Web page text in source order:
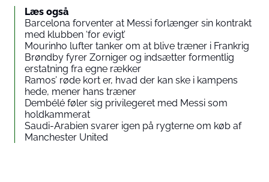
Læs også
Barcelona forventer at Messi forlænger sin kontrakt
med klubben ‘for evigt’
Mourinho lufter tanker om at blive træner i Frankrig
Brøndby fyrer Zorniger og indsætter formentlig
erstatning fra egne rækker
Ramos’ røde kort er, hvad der kan ske i kampens
hede, mener hans træner
Dembélé føler sig privilegeret med Messi som
holdkammerat
Saudi-Arabien svarer igen på rygterne om køb af
Manchester United